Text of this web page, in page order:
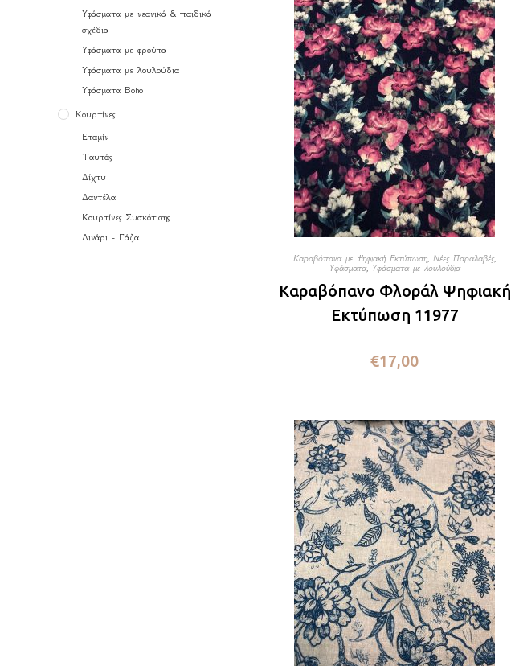
Καραβόπανα με Ψηφιακή Εκτύπωση,Νέες Παραλαβές,
Υφάσματα, Υφάσματα με λουλούδια
Καραβόπανο Φλοράλ Ψηφιακή
Εκτύπωση 11977
€17,00
Υφάσματα με νεανικά & παιδικά
σχέδια
Υφάσματα με φρούτα
Υφάσματα με λουλούδια
Υφάσματα Boho
Κουρτίνες
Εταμίν
Ταυτάς
Δίχτυ
Δαντέλα
Κουρτίνες Συσκότισης
Λινάρι - Γάζα